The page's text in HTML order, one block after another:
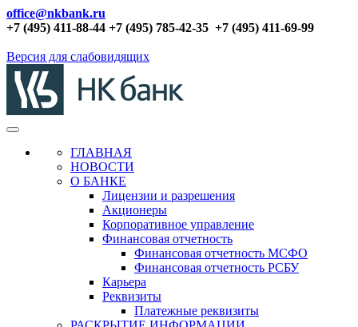
office@nkbank.ru
+7 (495) 411-88-44 +7 (495) 785-42-35 +7 (495) 411-69-99
Версия для слабовидящих
ГЛАВНАЯ
НОВОСТИ
О БАНКЕ
Лицензии и разрешения
Акционеры
Корпоративное управление
Финансовая отчетность
Финансовая отчетность МСФО
Финансовая отчетность РСБУ
Карьера
Реквизиты
Платежные реквизиты